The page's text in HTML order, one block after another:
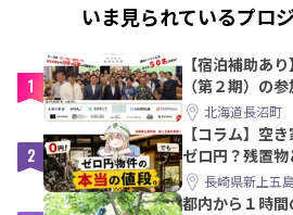
いま見られているプロ
1
【宿泊補助あ
（第２期）の
【8/21〆】
北海道長沼町
2
【コラム】空
ゼロ円？残置
教訓｜新上五島
長崎県新上五
都内から１時